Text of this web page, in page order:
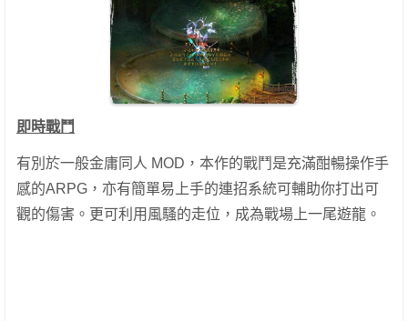
即時戰鬥
有別於一般金庸同人 MOD，本作的戰鬥是充滿酣暢操作手
感的ARPG，亦有簡單易上手的連招系統可輔助你打出可
觀的傷害。更可利用風騷的走位，成為戰場上一尾遊龍。